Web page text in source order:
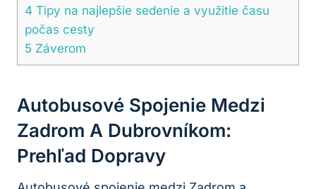
4 Tipy na najlepšie sedenie a využitie času
počas cesty
5 Záverom
Autobusové Spojenie Medzi
Zadrom A Dubrovníkom:
Prehľad Dopravy